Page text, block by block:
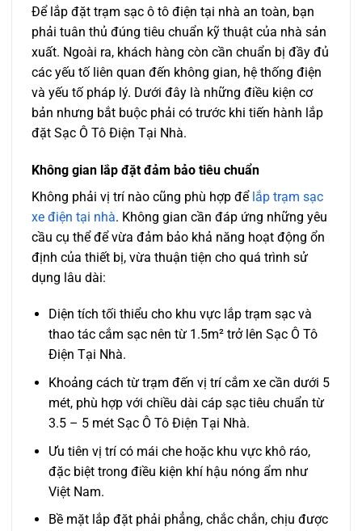
Để lắp đặt trạm sạc ô tô điện tại nhà an toàn, bạn
phải tuân thủ đúng tiêu chuẩn kỹ thuật của nhà sản
xuất. Ngoài ra, khách hàng còn cần chuẩn bị đầy đủ
các yếu tố liên quan đến không gian, hệ thống điện
và yếu tố pháp lý. Dưới đây là những điều kiện cơ
bản nhưng bắt buộc phải có trước khi tiến hành lắp
đặt Sạc Ô Tô Điện Tại Nhà.
Không gian lắp đặt đảm bảo tiêu chuẩn
Không phải vị trí nào cũng phù hợp để lắp trạm sạc
xe điện tại nhà. Không gian cần đáp ứng những yêu
cầu cụ thể để vừa đảm bảo khả năng hoạt động ổn
định của thiết bị, vừa thuận tiện cho quá trình sử
dụng lâu dài:
Diện tích tối thiểu cho khu vực lắp trạm sạc và
thao tác cắm sạc nên từ 1.5m² trở lên Sạc Ô Tô
Điện Tại Nhà.
Khoảng cách từ trạm đến vị trí cắm xe cần dưới 5
mét, phù hợp với chiều dài cáp sạc tiêu chuẩn từ
3.5 – 5 mét Sạc Ô Tô Điện Tại Nhà.
Ưu tiên vị trí có mái che hoặc khu vực khô ráo,
đặc biệt trong điều kiện khí hậu nóng ẩm như
Việt Nam.
Bề mặt lắp đặt phải phẳng, chắc chắn, chịu được